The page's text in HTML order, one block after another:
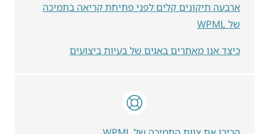
ארבעה תיקונים קלים לפני פתיחת קריאה בתמיכה
של WPML
כיצד אנו מאתרים באגים של בעיות ביצועים